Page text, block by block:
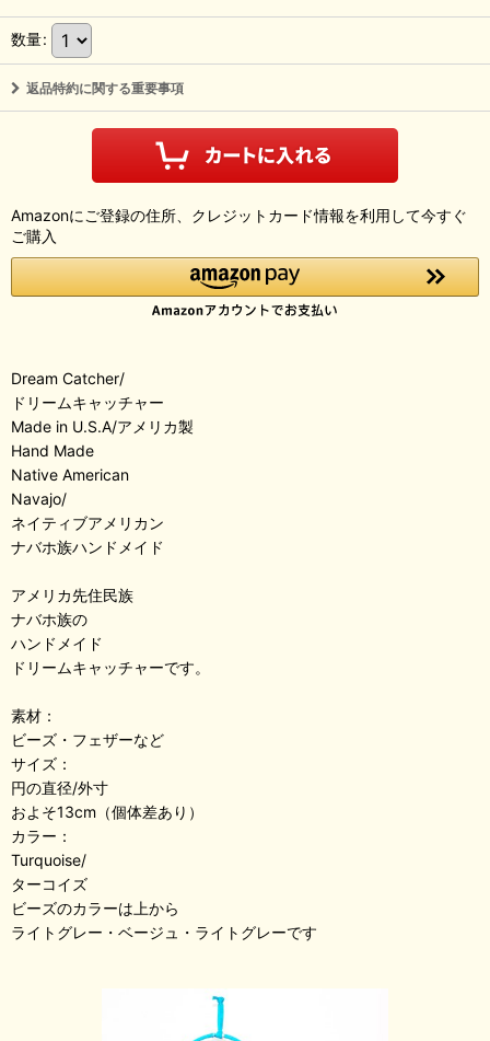
数量:
返品特約に関する重要事項
Amazonにご登録の住所、クレジットカード情報を利用して今すぐ
ご購入
Dream Catcher/
ドリームキャッチャー
Made in U.S.A/アメリカ製
Hand Made
Native American
Navajo/
ネイティブアメリカン
ナバホ族ハンドメイド
アメリカ先住民族
ナバホ族の
ハンドメイド
ドリームキャッチャーです。
素材：
ビーズ・フェザーなど
サイズ：
円の直径/外寸
およそ13cm（個体差あり）
カラー：
Turquoise/
ターコイズ
ビーズのカラーは上から
ライトグレー・ベージュ・ライトグレーです